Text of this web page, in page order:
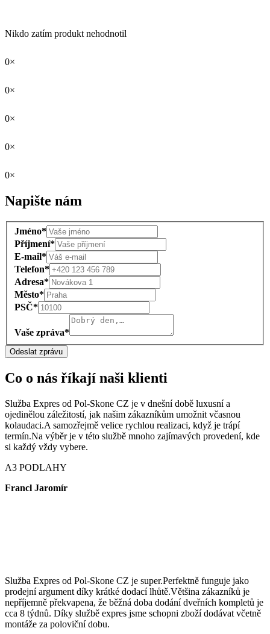
Nikdo zatím produkt nehodnotil
0×
0×
0×
0×
0×
Napište nám
Jméno*
Příjmení*
E-mail*
Telefon*
Adresa*
Město*
PSČ*
Vaše zpráva*
Odeslat zprávu
Co o nás říkají naši klienti
Služba Expres od Pol-Skone CZ je v dnešní době luxusní a
ojedinělou záležitostí, jak našim zákazníkům umožnit včasnou
kolaudaci.A samozřejmě velice rychlou realizaci, když je trápí
termín.Na výběr je v této službě mnoho zajímavých provedení, kde
si každý vždy vybere.
A3 PODLAHY
Francl Jaromír
Služba Expres od Pol-Skone CZ je super.Perfektně funguje jako
prodejní argument díky krátké dodací lhůtě.Většina zákazníků je
nepříjemně překvapena, že běžná doba dodání dveřních kompletů je
cca 8 týdnů. Díky službě expres jsme schopni zboží dodávat včetně
montáže za poloviční dobu.